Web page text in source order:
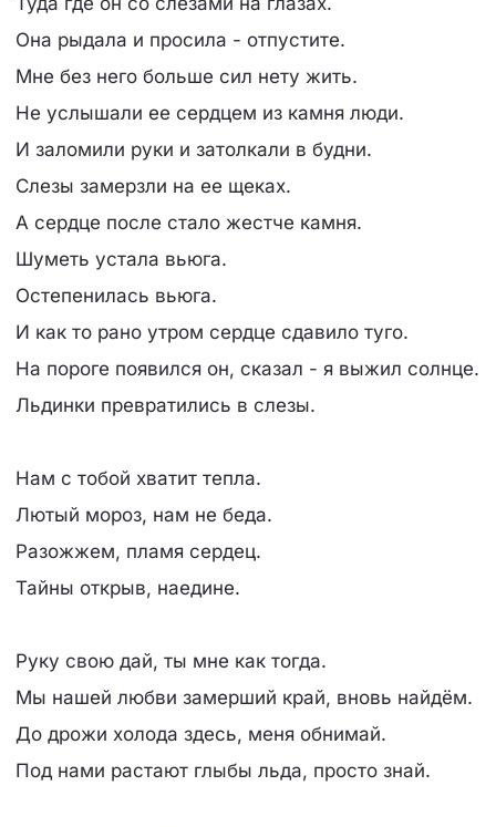
Она рыдала и просила - отпустите.
Мне без него больше сил нету жить.
Не услышали ее сердцем из камня люди.
И заломили руки и затолкали в будни.
Слезы замерзли на ее щеках.
А сердце после стало жестче камня.
Шуметь устала вьюга.
Остепенилась вьюга.
И как то рано утром сердце сдавило туго.
На пороге появился он, сказал - я выжил солнце.
Льдинки превратились в слезы.
Нам с тобой хватит тепла.
Лютый мороз, нам не беда.
Разожжем, пламя сердец.
Тайны открыв, наедине.
Руку свою дай, ты мне как тогда.
Мы нашей любви замерший край, вновь найдём.
До дрожи холода здесь, меня обнимай.
Под нами растают глыбы льда, просто знай.